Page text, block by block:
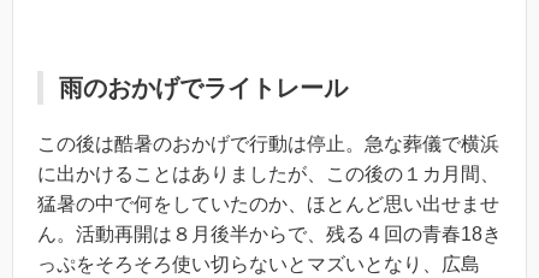
雨のおかげでライトレール
この後は酷暑のおかげで行動は停止。急な葬儀で横浜
に出かけることはありましたが、この後の１カ月間、
猛暑の中で何をしていたのか、ほとんど思い出せませ
ん。活動再開は８月後半からで、残る４回の青春18き
っぷをそろそろ使い切らないとマズいとなり、広島